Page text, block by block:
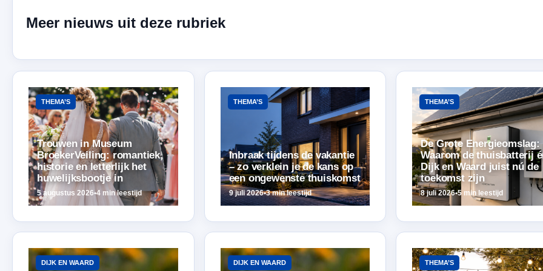
Meer nieuws uit deze rubriek
THEMA’S
Trouwen in Museum
BroekerVeiling: romantiek,
historie en letterlijk het
huwelijksbootje in
5 augustus 2026•4 min leestijd
THEMA’S
Inbraak tijdens de vakantie
– zo verklein je de kans op
een ongewenste thuiskomst
9 juli 2026•3 min leestijd
THEMA’S
De Grote Energieomslag:
Waarom de thuisbatterij
Dijk en Waard juist nú de
toekomst zijn
8 juli 2026•5 min leestijd
DIJK EN WAARD DIJK EN WAARD THEMA’S